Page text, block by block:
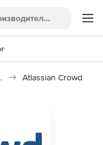
Atlassian Crowd